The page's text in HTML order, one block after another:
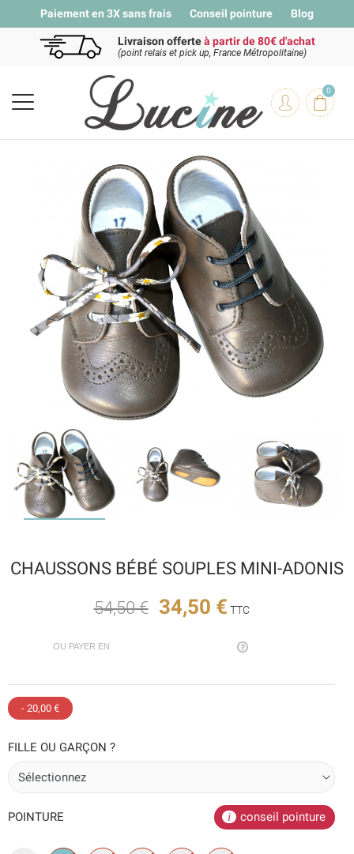
Paiement en 3X sans frais Conseil pointure Blog
Livraison offerteà partir de 80€ d'achat
(point relais et pick up, France Métropolitaine)
0
CHAUSSONS BÉBÉ SOUPLES MINI-ADONIS
54,50 € 34,50 € TTC
OU PAYER EN
- 20,00 €
FILLE OU GARÇON ?
POINTURE conseil pointure